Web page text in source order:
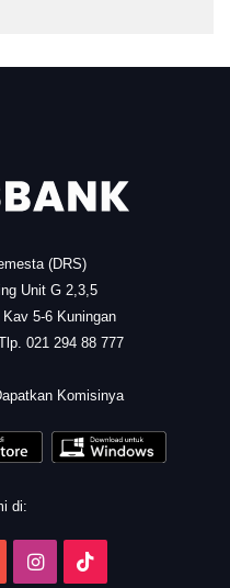
(DRS)
Unit G 2,3,5
5-6 Kuningan
021 294 88 777
Komisinya
di:
YouTubeInstagram